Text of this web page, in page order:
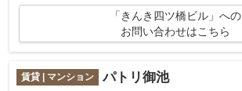
「きんき四ツ橋ビル」への
お問い合わせはこちら
賃貸 | マンション パトリ御池